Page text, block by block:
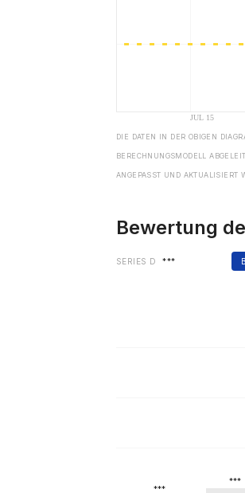
DIE DATEN IN DER OBIGEN
BERECHNUNGSMODELL
ANGEPASST UND AKTUALISIERT
Bewertung
SERIES D ***